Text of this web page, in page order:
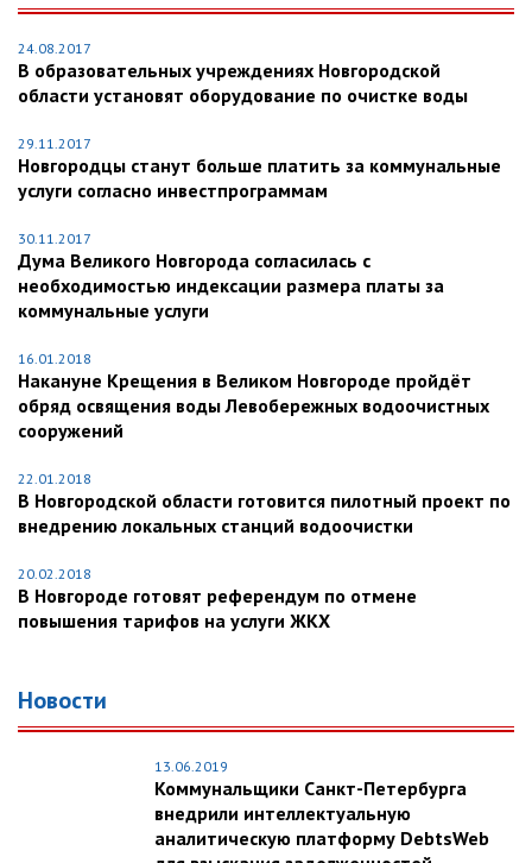
24.08.2017
В образовательных учреждениях Новгородской
области установят оборудование по очистке воды
29.11.2017
Новгородцы станут больше платить за коммунальные
услуги согласно инвестпрограммам
30.11.2017
Дума Великого Новгорода согласилась с
необходимостью индексации размера платы за
коммунальные услуги
16.01.2018
Накануне Крещения в Великом Новгороде пройдёт
обряд освящения воды Левобережных водоочистных
сооружений
22.01.2018
В Новгородской области готовится пилотный проект по
внедрению локальных станций водоочистки
20.02.2018
В Новгороде готовят референдум по отмене
повышения тарифов на услуги ЖКХ
Новости
13.06.2019
Коммунальщики Санкт-Петербурга
внедрили интеллектуальную
аналитическую платформу DebtsWeb